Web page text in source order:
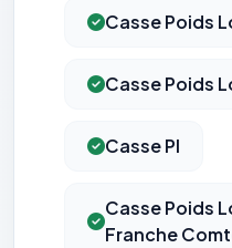
Casse Poids
Casse Poids
Casse Pl
Casse Poids
Franche